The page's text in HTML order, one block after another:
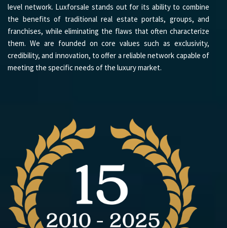
level network. Luxforsale stands out for its ability to combine
the benefits of traditional real estate portals, groups, and
franchises, while eliminating the flaws that often characterize
them. We are founded on core values such as exclusivity,
credibility, and innovation, to offer a reliable network capable of
meeting the specific needs of the luxury market.